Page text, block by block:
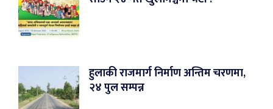
हुलाकी राजमार्ग निर्माण अन्तिम चरणमा,
२४ पुल सम्पन्न